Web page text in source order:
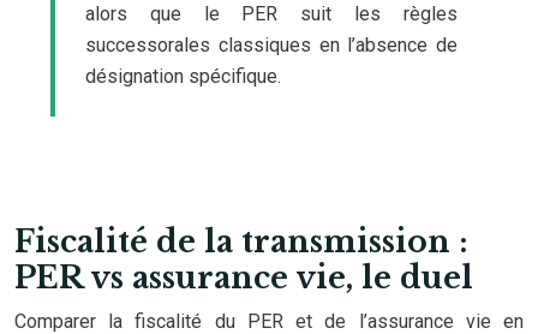
alors que le PER suit les règles
successorales classiques en l’absence de
désignation spécifique.
Fiscalité de la transmission :
PER vs assurance vie, le duel
Comparer la fiscalité du PER et de l’assurance vie en